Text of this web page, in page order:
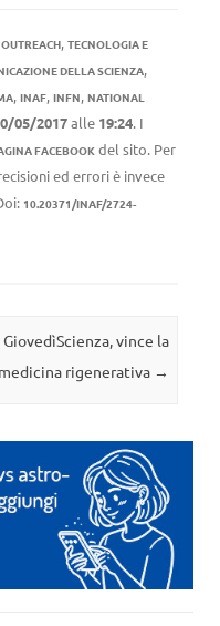
OUTREACH, TECNOLOGIA E
DELLA SCIENZA,
, INAF, INFN, NATIONAL
05/2017alle 19:24. I
FACEBOOK del sito. Per
ed errori è invece
10.20371/INAF/2724-
GiovedìScienza, vince la
medicina rigenerativa →